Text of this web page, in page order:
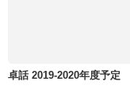
卓話 2019-2020年度予定